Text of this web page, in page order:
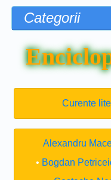
Categorii
Curente
Alexandru
Bogdan